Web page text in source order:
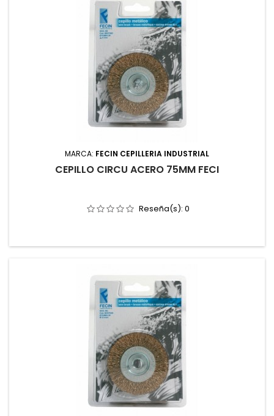
MARCA: FECIN CEPILLERIA INDUSTRIAL
CEPILLO CIRCU ACERO 75MM FECI
Reseña(s): 0